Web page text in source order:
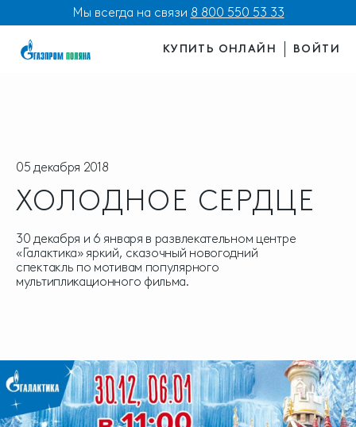
Мы всегда на связи 8 800 550 53 33
КУПИТЬ ОНЛАЙН ВОЙТИ
05 декабря 2018
ХОЛОДНОЕ СЕРДЦЕ
30 декабря и 6 января в развлекательном центре
«Галактика» яркий, сказочный новогодний
спектакль по мотивам популярного
мультипликационного фильма.